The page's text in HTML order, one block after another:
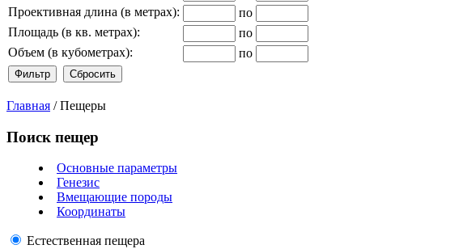
Проективная длина (в метрах):
по
Площадь (в кв. метрах):
по
Объем (в кубометрах):
по
Главная / Пещеры
Поиск пещер
Основные параметры
Генезис
Вмещающие породы
Координаты
Естественная пещера